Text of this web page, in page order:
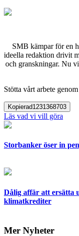
SMB kämpar för en
ideella redaktion drivit
och granskningar. Nu
Stötta vårt arbete
Kopierad1231368703
Läs vad vi vill göra
Storbanker öser in
Dålig affär att ersätta
klimatkrediter
Mer Nyheter